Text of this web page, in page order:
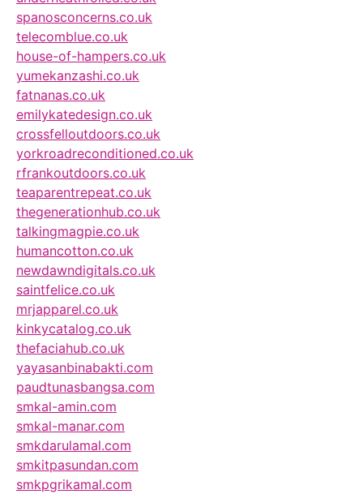
spanosconcerns.co.uk
telecomblue.co.uk
house-of-hampers.co.uk
yumekanzashi.co.uk
fatnanas.co.uk
emilykatedesign.co.uk
crossfelloutdoors.co.uk
yorkroadreconditioned.co.uk
rfrankoutdoors.co.uk
teaparentrepeat.co.uk
thegenerationhub.co.uk
talkingmagpie.co.uk
humancotton.co.uk
newdawndigitals.co.uk
saintfelice.co.uk
mrjapparel.co.uk
kinkycatalog.co.uk
thefaciahub.co.uk
yayasanbinabakti.com
paudtunasbangsa.com
smkal-amin.com
smkal-manar.com
smkdarulamal.com
smkitpasundan.com
smkpgrikamal.com